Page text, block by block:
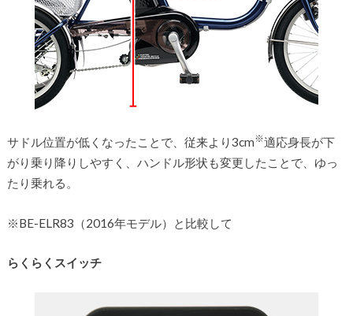
サドル位置が低くなったことで、従来より3cm※適応身長が下
がり乗り降りしやすく、ハンドル形状も変更したことで、ゆっ
たり乗れる。
※BE-ELR83（2016年モデル）と比較して
らくらくスイッチ